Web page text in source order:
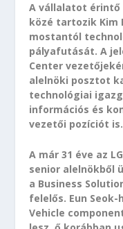
A vállalatot érintő
közé tartozik Kim
mostantól
pályafutását. A
Center
alelnöki posztot
technológiai
információs és
vezetői pozíciót is.
A már 31 éve az
senior alelnökből
a Business
felelős. Eun
Vehicle